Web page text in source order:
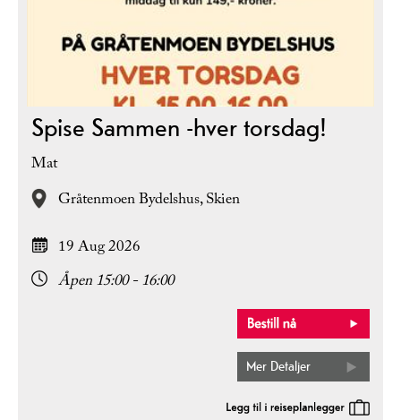
Spise Sammen -hver torsdag!
Mat
Gråtenmoen Bydelshus,Skien
19 Aug 2026
Åpen 15:00 - 16:00
Mer Detaljer